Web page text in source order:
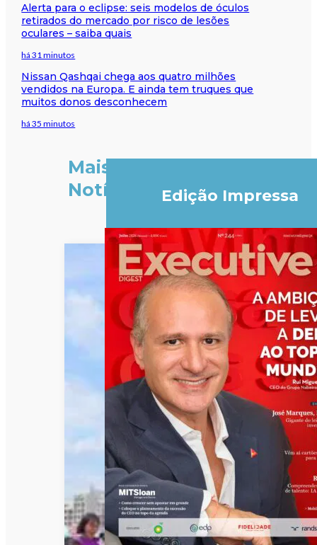
Alerta para o eclipse: seis modelos de óculos
retirados do mercado por risco de lesões
oculares – saiba quais
há 31 minutos
Nissan Qashqai chega aos quatro milhões
vendidos na Europa. E ainda tem truques que
muitos donos desconhecem
há 35 minutos
Mais
Notícias
Edição Impressa